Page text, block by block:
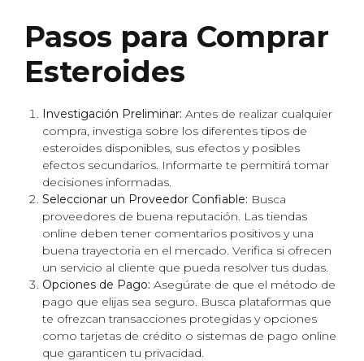
Pasos para Comprar
Esteroides
Investigación Preliminar: Antes de realizar cualquier
compra, investiga sobre los diferentes tipos de
esteroides disponibles, sus efectos y posibles
efectos secundarios. Informarte te permitirá tomar
decisiones informadas.
Seleccionar un Proveedor Confiable: Busca
proveedores de buena reputación. Las tiendas
online deben tener comentarios positivos y una
buena trayectoria en el mercado. Verifica si ofrecen
un servicio al cliente que pueda resolver tus dudas.
Opciones de Pago: Asegúrate de que el método de
pago que elijas sea seguro. Busca plataformas que
te ofrezcan transacciones protegidas y opciones
como tarjetas de crédito o sistemas de pago online
que garanticen tu privacidad.